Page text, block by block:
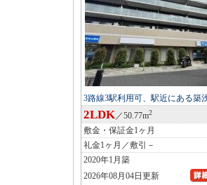
3路線3駅利用可、駅近にある築
2LDK／50.77m2
敷金・保証金1ヶ月
礼金1ヶ月／敷引－
2020年1月築
2026年08月04日更新